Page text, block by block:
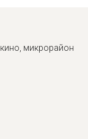
микрорайон